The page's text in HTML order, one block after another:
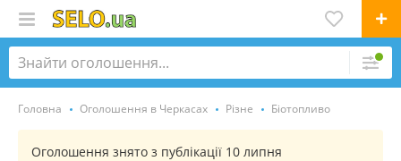
Головна Оголошення в Черкасах Різне Біотопливо
Оголошення знято з публікації 10 липня